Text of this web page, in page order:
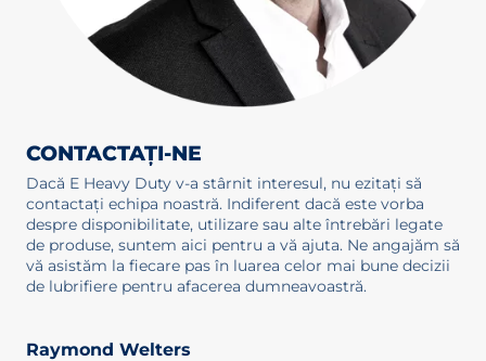
CONTACTAȚI-NE
Dacă E Heavy Duty v-a stârnit interesul, nu ezitați să
contactați echipa noastră. Indiferent dacă este vorba
despre disponibilitate, utilizare sau alte întrebări legate
de produse, suntem aici pentru a vă ajuta. Ne angajăm să
vă asistăm la fiecare pas în luarea celor mai bune decizii
de lubrifiere pentru afacerea dumneavoastră.
Raymond Welters